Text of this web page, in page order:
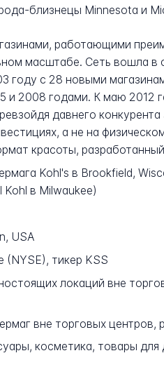
близнецы Minnesota и
работающими
масштабе. Сеть вошла
году с 28 новыми
2008 годами. К маю 2012
давнего
а не на
красоты,
Kohl's в Brookfield,
в Milwaukee)
USA
(NYSE), тикер KSS
локаций вне
вне торговых
косметика, товары